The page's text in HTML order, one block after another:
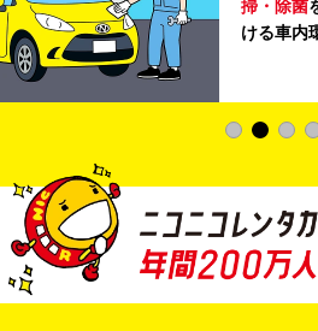
掃・除菌
ける車内